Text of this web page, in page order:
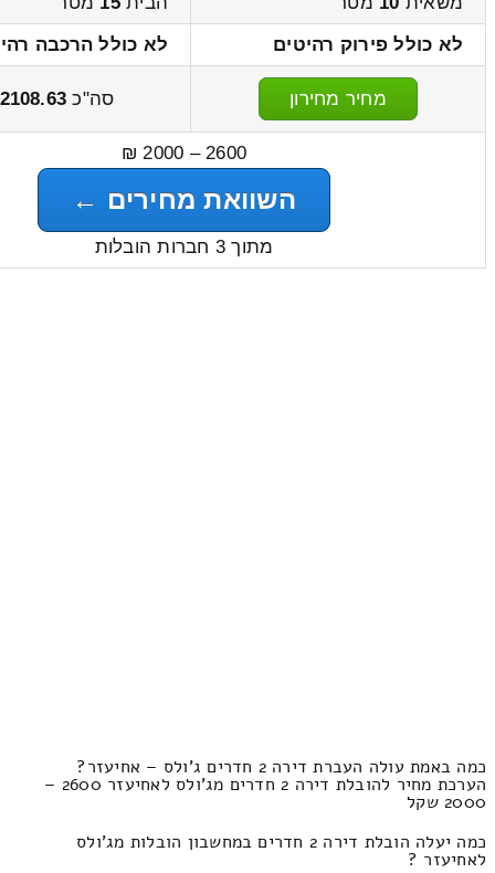
לא כולל פירוק רהיטים
לא כולל הרכבה
מחיר מחירון סה"כ 2108.63
2600 – 2000 ₪
השוואת מחירים ←
מתוך 3 חברות הובלות
כמה באמת עולה העברת דירה 2 חדרים ג'ולס – אחיעזר?
הערכת מחיר להובלת דירה 2 חדרים מג'ולס לאחיעזר 2600 –
2000 שקל
כמה יעלה הובלת דירה 2 חדרים במחשבון הובלות מג'ולס
לאחיעזר ?